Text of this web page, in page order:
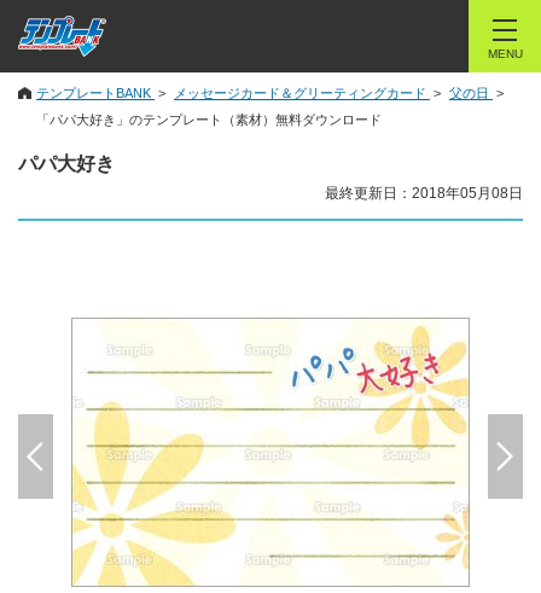
MENU
テンプレートBANK メッセージカード＆グリーティングカード
父の日
「パパ大好き」のテンプレート（素材）無料ダウンロード
パパ大好き
最終更新日：2018年05月08日